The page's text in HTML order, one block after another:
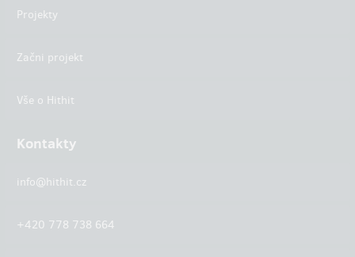
Projekty
Začni projekt
Vše o Hithit
Kontakty
info@hithit.cz
+420 778 738 664